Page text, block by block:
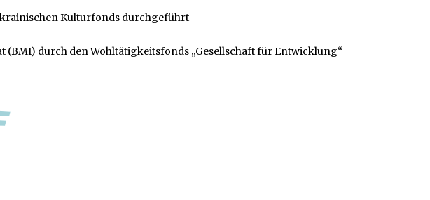
Kulturfonds durchgeführt
durch den Wohltätigkeitsfonds „Gesellschaft für Entwicklung“